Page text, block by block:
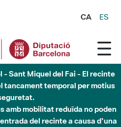
CA ES
- Sant Miquel del Fai - El recinte
tancament temporal per motius
amb mobilitat reduïda no poden
del recinte a causa d'una